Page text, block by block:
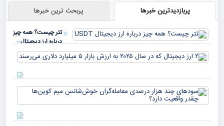
پربازدیدترین خبرها پربحث ترین خبرها
تتر چیست؟ همه چیز
درباره ارز دیجیتال
USDT